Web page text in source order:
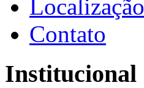
Localização
Contato
Institucional